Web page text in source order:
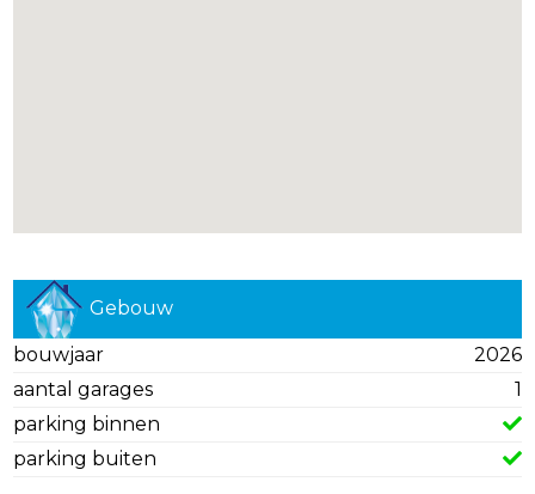
Gebouw
bouwjaar
2026
aantal garages
1
parking binnen
parking buiten